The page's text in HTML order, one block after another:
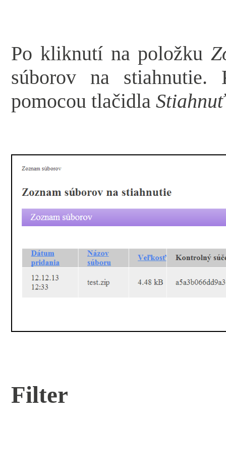
Po kliknutí na položku
súborov na
pomocou tlačidla Stiahnuť
Filter